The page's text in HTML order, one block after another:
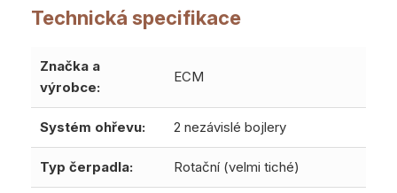
Technická specifikace
Značka a
výrobce:
ECM
Systém ohřevu: 2 nezávislé bojlery
Typ čerpadla: Rotační (velmi tiché)